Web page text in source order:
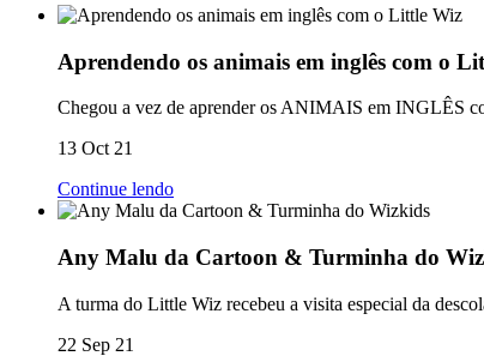
Aprendendo os animais em inglês com o
Chegou a vez de aprender os ANIMAIS em INGLÊS
13 Oct 21
Continue lendo
Any Malu da Cartoon & Turminha do
A turma do Little Wiz recebeu a visita especial da
22 Sep 21